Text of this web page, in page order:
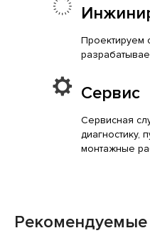
Проектируем
Сервис
Сервисная
диагностику,
монтажные
Рекомендуемые